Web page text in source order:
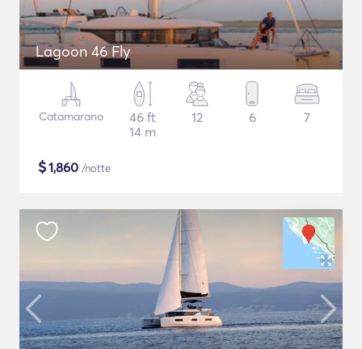
Lagoon 46 Fly
Catamarano
46 ft
14 m
12 6 7
$1,860 /notte